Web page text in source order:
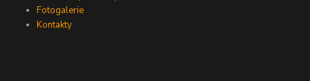
Fotogalerie
Kontakty